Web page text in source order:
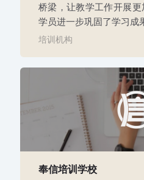
桥梁，让教学工作开展
学员进一步巩固了学习成
培训机构
奉信培训学校